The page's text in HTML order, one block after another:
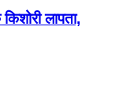
लापता,